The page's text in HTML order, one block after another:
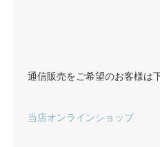
通信販売をご希望のお客様は
当店オンラインショップ